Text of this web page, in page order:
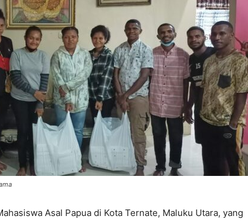
Asal Papua di Kota Ternate, Maluku Utara, yang